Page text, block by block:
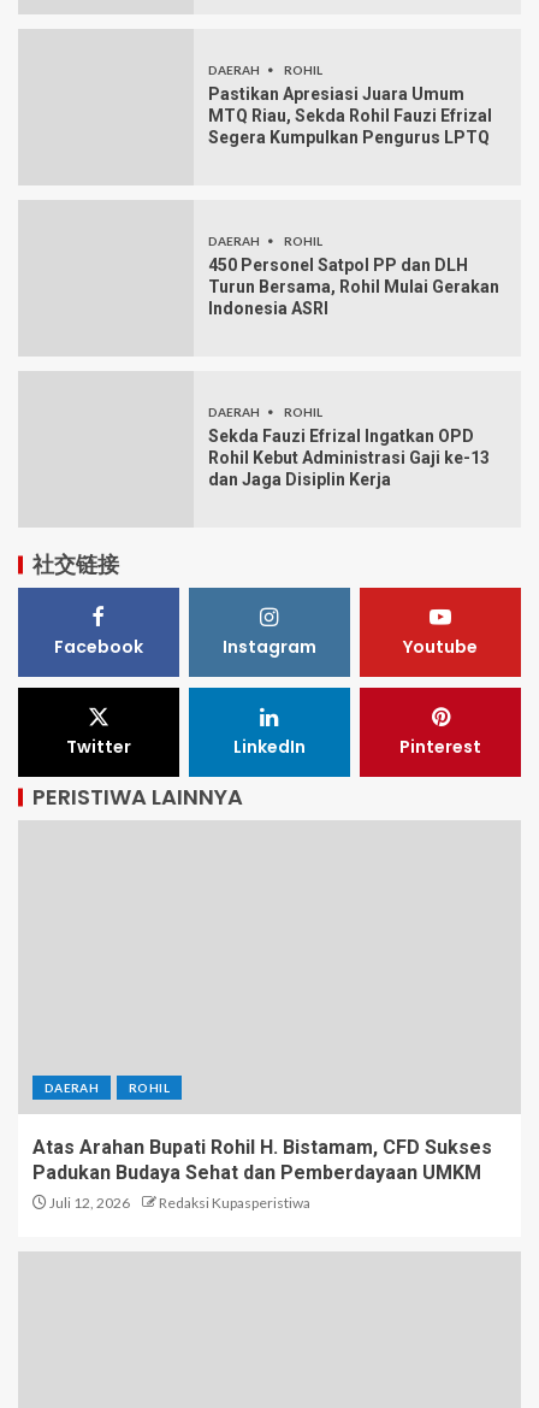
DAERAH ROHIL
Pastikan Apresiasi Juara Umum
MTQ Riau, Sekda Rohil Fauzi Efrizal
Segera Kumpulkan Pengurus LPTQ
DAERAH ROHIL
450 Personel Satpol PP dan DLH
Turun Bersama, Rohil Mulai Gerakan
Indonesia ASRI
DAERAH ROHIL
Sekda Fauzi Efrizal Ingatkan OPD
Rohil Kebut Administrasi Gaji ke-13
dan Jaga Disiplin Kerja
社交链接
Facebook Instagram Youtube
Twitter LinkedIn Pinterest
PERISTIWA LAINNYA
DAERAH ROHIL
Atas Arahan Bupati Rohil H. Bistamam, CFD Sukses
Padukan Budaya Sehat dan Pemberdayaan UMKM
Juli 12, 2026 Redaksi Kupasperistiwa